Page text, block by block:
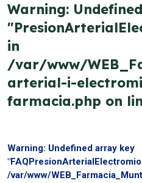
Warning:
in
/var/www/
arterial-i-
farmacia.php on
Warning: Undefined array key
/var/www/